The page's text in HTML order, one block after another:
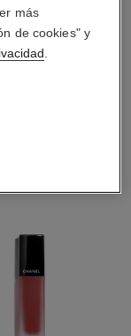
más
de cookies" y